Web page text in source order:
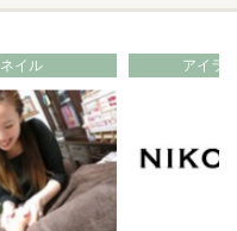
ネイル アイラ